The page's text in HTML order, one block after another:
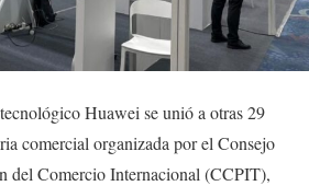
Huawei se unió a otras 29
comercial organizada por el Consejo
del Comercio Internacional (CCPIT),